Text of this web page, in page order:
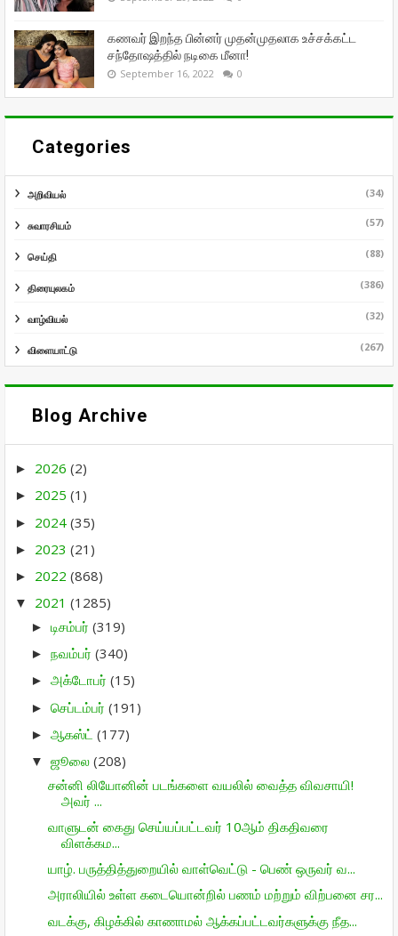
கணவர் இறந்த பின்னர் முதன்முதலாக உச்சக்கட்ட
சந்தோஷத்தில் நடிகை மீனா!
September 16, 2022 0
Categories
அறிவியல் (34)
சுவாரசியம் (57)
செய்தி (88)
திரையுலகம் (386)
வாழ்வியல் (32)
விளையாட்டு (267)
Blog Archive
► 2026 (2)
► 2025 (1)
► 2024 (35)
► 2023 (21)
► 2022 (868)
▼ 2021 (1285)
► டிசம்பர் (319)
► நவம்பர் (340)
► அக்டோபர் (15)
► செப்டம்பர் (191)
► ஆகஸ்ட் (177)
▼ ஜூலை (208)
சன்னி லியோனின் படங்களை வயலில் வைத்த விவசாயி!
அவர் ...
வாளுடன் கைது செய்யப்பட்டவர் 10ஆம் திகதிவரை
விளக்கம...
யாழ். பருத்தித்துறையில் வாள்வெட்டு - பெண் ஒருவர் வ...
அராலியில் உள்ள கடையொன்றில் பணம் மற்றும் விற்பனை சர...
வடக்கு, கிழக்கில் காணாமல் ஆக்கப்பட்டவர்களுக்கு நீத...